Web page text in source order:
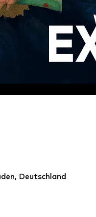
Deutschland